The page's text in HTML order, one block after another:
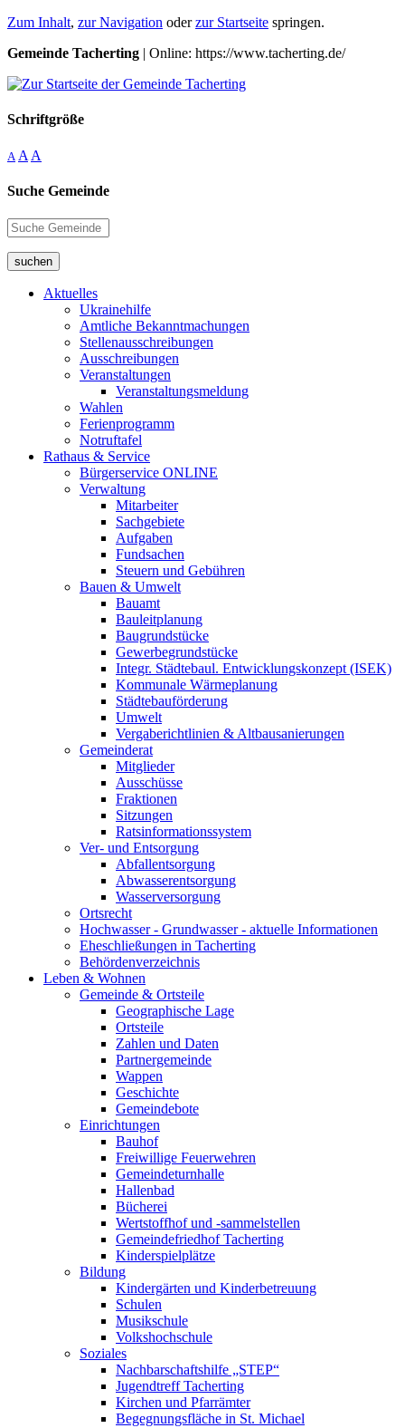
Zum Inhalt, zur Navigation oderzur Startseite springen.
Gemeinde Tacherting | Online: https://www.tacherting.de/
Schriftgröße
A A A
Suche Gemeinde
suchen
Aktuelles
Ukrainehilfe
Amtliche Bekanntmachungen
Stellenausschreibungen
Ausschreibungen
Veranstaltungen
Veranstaltungsmeldung
Wahlen
Ferienprogramm
Notruftafel
Rathaus & Service
Bürgerservice ONLINE
Verwaltung
Mitarbeiter
Sachgebiete
Aufgaben
Fundsachen
Steuern und Gebühren
Bauen & Umwelt
Bauamt
Bauleitplanung
Baugrundstücke
Gewerbegrundstücke
Integr. Städtebaul. Entwicklungskonzept (ISEK)
Kommunale Wärmeplanung
Städtebauförderung
Umwelt
Vergaberichtlinien & Altbausanierungen
Gemeinderat
Mitglieder
Ausschüsse
Fraktionen
Sitzungen
Ratsinformationssystem
Ver- und Entsorgung
Abfallentsorgung
Abwasserentsorgung
Wasserversorgung
Ortsrecht
Hochwasser - Grundwasser - aktuelle Informationen
Eheschließungen in Tacherting
Behördenverzeichnis
Leben & Wohnen
Gemeinde & Ortsteile
Geographische Lage
Ortsteile
Zahlen und Daten
Partnergemeinde
Wappen
Geschichte
Gemeindebote
Einrichtungen
Bauhof
Freiwillige Feuerwehren
Gemeindeturnhalle
Hallenbad
Bücherei
Wertstoffhof und -sammelstellen
Gemeindefriedhof Tacherting
Kinderspielplätze
Bildung
Kindergärten und Kinderbetreuung
Schulen
Musikschule
Volkshochschule
Soziales
Nachbarschaftshilfe „STEP“
Jugendtreff Tacherting
Kirchen und Pfarrämter
Begegnungsfläche in St. Michael